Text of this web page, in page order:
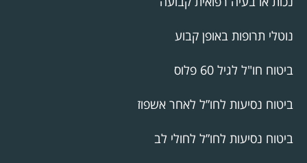
נוטלי תרופות באופן קבוע
ביטוח חו"ל לגיל 60 פלוס
ביטוח נסיעות לחו”ל לאחר אשפוז
ביטוח נסיעות לחו”ל לחולי לב